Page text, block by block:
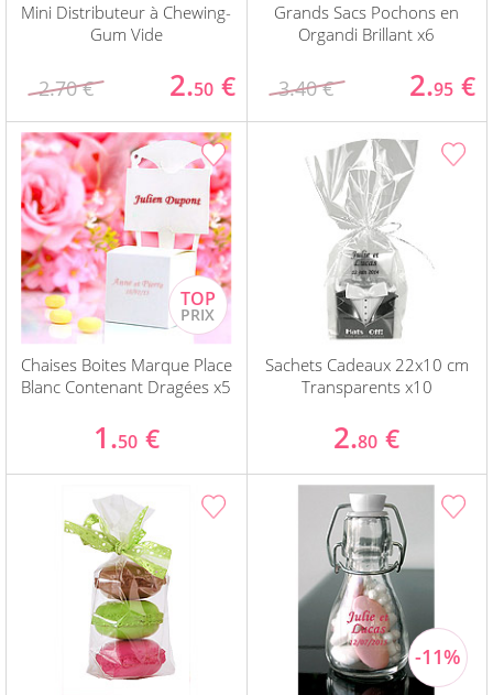
Mini Distributeur à Chewing-
Gum Vide
2.70 € 2.50 €
Grands Sacs Pochons en
Organdi Brillant x6
3.40 € 2.95 €
Chaises Boites Marque Place
Blanc Contenant Dragées x5
1.50 €
Sachets Cadeaux 22x10 cm
Transparents x10
2.80 €